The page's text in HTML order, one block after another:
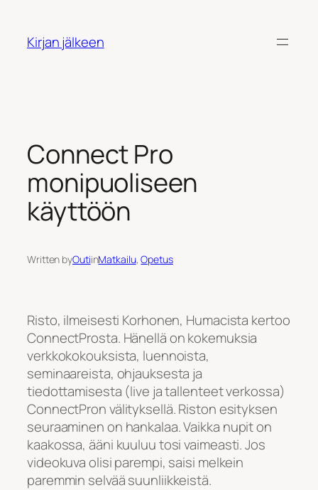
Kirjan jälkeen
Connect Pro
monipuoliseen
käyttöön
Written byOutiinMatkailu, Opetus
Risto, ilmeisesti Korhonen, Humacista kertoo
ConnectProsta. Hänellä on kokemuksia
verkkokokouksista, luennoista,
seminaareista, ohjauksesta ja
tiedottamisesta (live ja tallenteet verkossa)
ConnectPron välityksellä. Riston esityksen
seuraaminen on hankalaa. Vaikka nupit on
kaakossa, ääni kuuluu tosi vaimeasti. Jos
videokuva olisi parempi, saisi melkein
paremmin selvää suunliikkeistä.